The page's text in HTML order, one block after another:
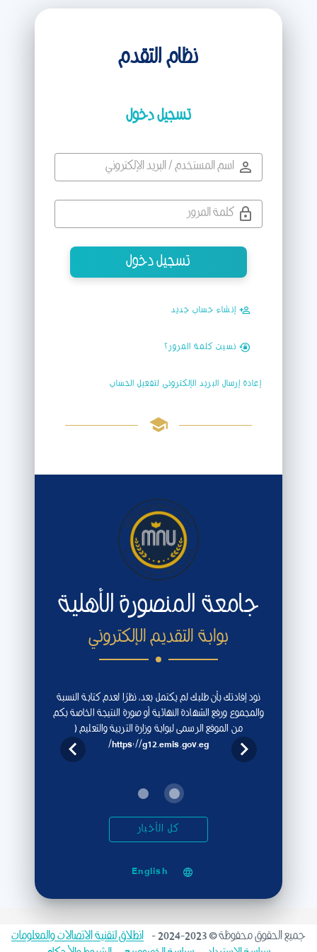
نظام التقدم
تسجيل دخول
تسجيل دخول
إنشاء حساب جديد
نسيت كلمة المرور؟
إعادة إرسال البريد الإلكترونى لتفعيل الحساب
جامعة المنصورة الأهلية
بوابة التقديم الإلكتروني
نود إفادتك بأن طلبك لم يكتمل بعد، نظرًا لعدم كتابة النسبة
والمجموع ورفع الشهادة النهائية أو صورة النتيجة الخاصة بكم
من الموقع الرسمى لبوابة وزارة التربية والتعليم (
https://g12.emis.gov.eg/
كل الأخبار
English
جميع الحقوق محفوظة © 2023-2024 -
انطلاق لتقنية الاتصالات والمعلومات